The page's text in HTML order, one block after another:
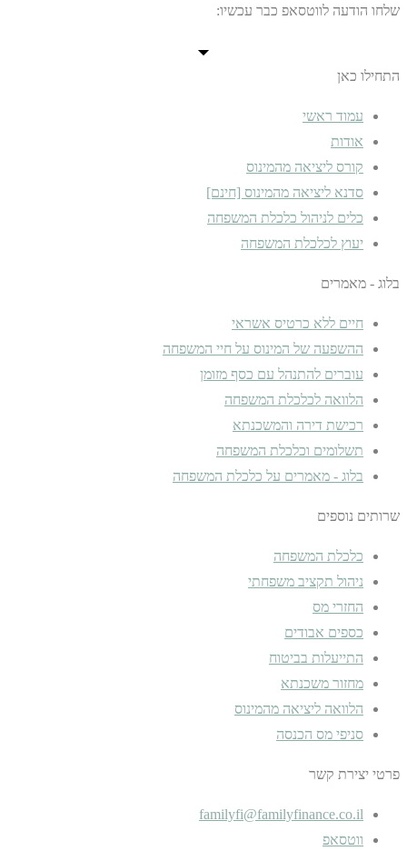
שלחו הודעה לווטסאפ כבר עכשיו:
התחילו כאן
עמוד ראשי
אודות
קורס ליציאה מהמינוס
סדנא ליציאה מהמינוס [חינם]
כלים לניהול כלכלת המשפחה
יעוץ לכלכלת המשפחה
בלוג - מאמרים
חיים ללא כרטיס אשראי
ההשפעה של המינוס על חיי המשפחה
עוברים להתנהל עם כסף מזומן
הלוואה לכלכלת המשפחה
רכישת דירה והמשכנתא
תשלומים וכלכלת המשפחה
בלוג - מאמרים על כלכלת המשפחה
שרותים נוספים
כלכלת המשפחה
ניהול תקציב משפחתי
החזרי מס
כספים אבודים
התייעלות בביטוח
מחזור משכנתא
הלוואה ליציאה מהמינוס
סניפי מס הכנסה
פרטי יצירת קשר
familyfi@familyfinance.co.il
ווטסאפ